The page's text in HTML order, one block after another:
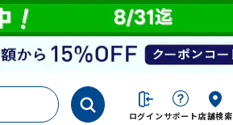
ログインサポート店舗検索